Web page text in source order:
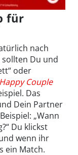
für
nach
sollten Du und
oder
Happy Couple
Das
Dein Partner
„Wann
Du klickst
wenn ihr
ein Match.